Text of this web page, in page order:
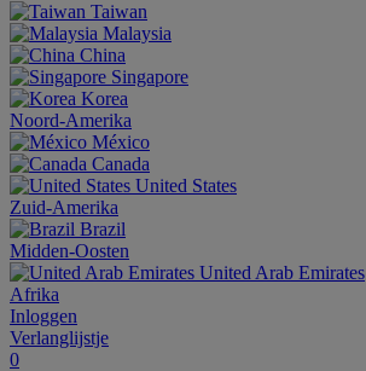
Taiwan
Malaysia
China
Singapore
Korea
Noord-Amerika
México
Canada
United States
Zuid-Amerika
Brazil
Midden-Oosten
United Arab Emirates
Afrika
Inloggen
Verlanglijstje
0